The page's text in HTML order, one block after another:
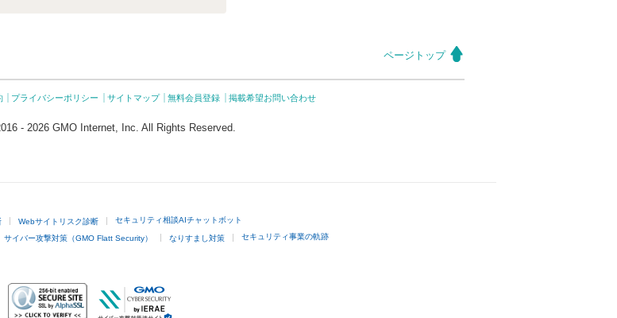
ページトップ
プライバシーポリシー サイトマップ 無料会員登録 掲載希望お問い合わせ
- 2026 GMO Internet, Inc. All Rights Reserved.
Webサイトリスク診断 セキュリティ相談AIチャットボット
サイバー攻撃対策（GMO Flatt Security） なりすまし対策 セキュリティ事業の軌跡